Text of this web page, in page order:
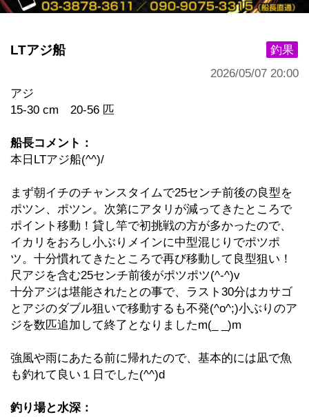
釣果
LTアジ船
2026/05/07 20:00
アジ
15-30 cm 20-56 匹
船長コメント：
本日LTアジ船(^^)/
まず朝イチのチャンスタイムで25センチ前後の良型を
ポツン、ポツン。次第にアタリが減ってきたところで
ポイント移動！貸し竿で初挑戦の方が多かったので、
イカリをおろし小ぶりメインに中型混じりでポツポ
ツ。十分慣れてきたところで再び移動して良型狙い！
尺アジを含む25センチ前後がポツポツ(^-^)v
十分アジは堪能されたとの事で、ラスト30分はカサゴ
とアジのダブル狙いで移動するも不発(^o^;)小ぶりのア
ジを数匹追加して終了となりましたm(_ _)m
強風や雨にあたる前に帰れたので、基本的には凪で魚
も釣れて良い１日でした(^^)d
釣り場と水深：